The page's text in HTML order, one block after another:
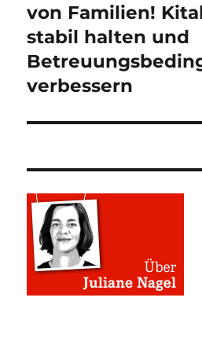
Beitrag:
von Familien!
stabil halten und
verbessern